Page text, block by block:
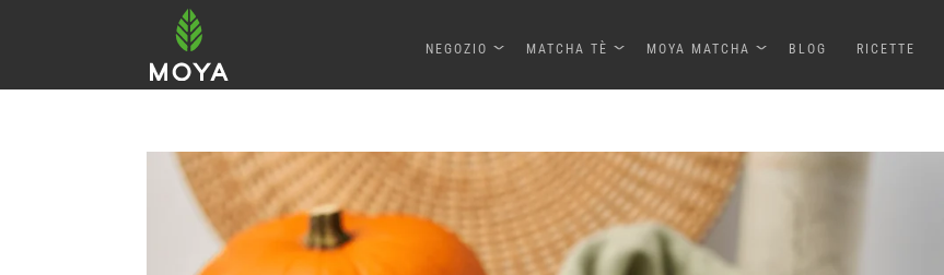
NEGOZIO MATCHA TÈ MOYA MATCHA BLOG RICETTE